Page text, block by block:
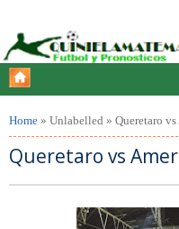
Home » Unlabelled » Queretaro
Queretaro vs